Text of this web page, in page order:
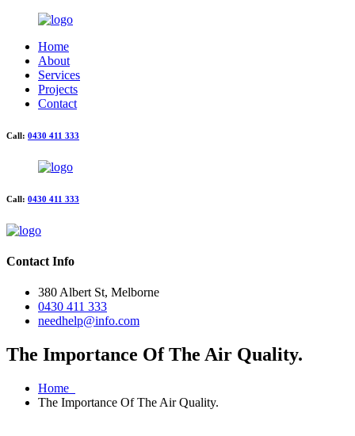
Home
About
Services
Projects
Contact
Call: 0430 411 333
Call: 0430 411 333
Contact Info
380 Albert St, Melborne
0430 411 333
needhelp@info.com
The Importance Of The Air Quality.
Home
The Importance Of The Air Quality.